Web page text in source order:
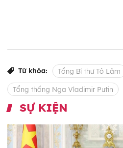
Từ khóa: Tổng Bí thư Tô Lâm
Tổng thống Nga Vladimir Putin
SỰ KIỆN